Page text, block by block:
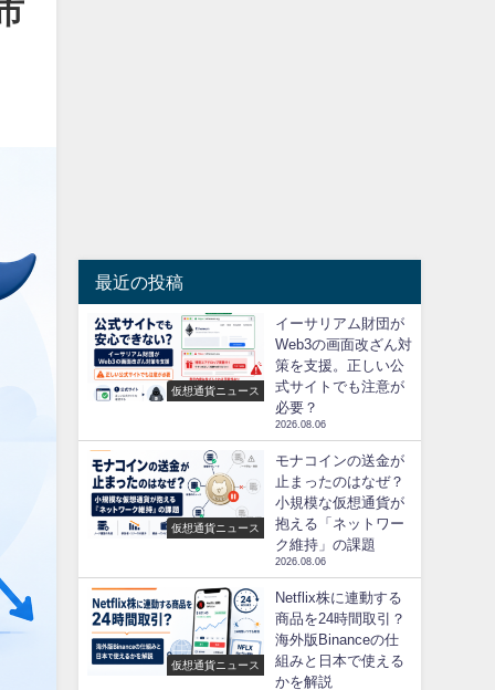
最近の投稿
仮想通貨ニュース
イーサリアム財団が
Web3の画面改ざん対
策を支援。正しい公
式サイトでも注意が
必要？
2026.08.06
仮想通貨ニュース
モナコインの送金が
止まったのはなぜ？
小規模な仮想通貨が
抱える「ネットワー
ク維持」の課題
2026.08.06
仮想通貨ニュース
Netflix株に連動する
商品を24時間取引？
海外版Binanceの仕
組みと日本で使える
かを解説